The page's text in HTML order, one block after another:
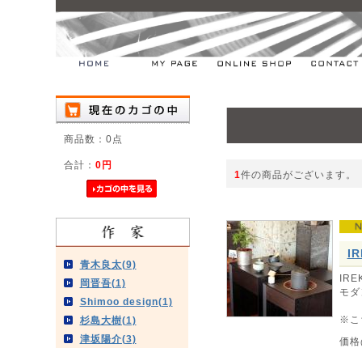
商品数：0点
合計： 0円
青木良太(9)
岡晋吾(1)
Shimoo design(1)
杉島大樹(1)
津坂陽介(3)
1件の商品がございます。
モ
※こ
価格